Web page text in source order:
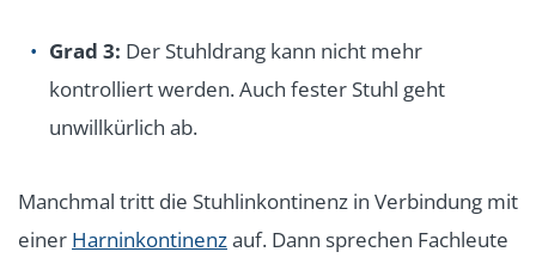
Grad 3: Der Stuhldrang kann nicht mehr
kontrolliert werden. Auch fester Stuhl geht
unwillkürlich ab.
Manchmal tritt die Stuhlinkontinenz in Verbindung mit
einer Harninkontinenzauf. Dann sprechen Fachleute